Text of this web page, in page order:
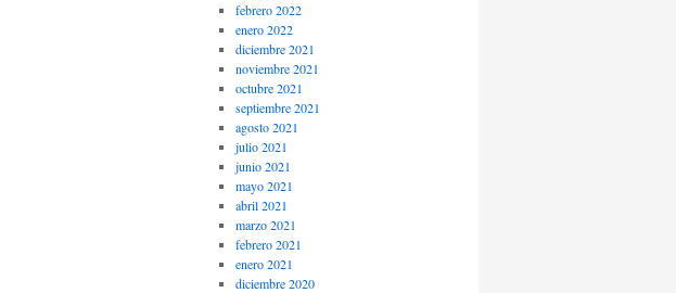
febrero 2022
enero 2022
diciembre 2021
noviembre 2021
octubre 2021
septiembre 2021
agosto 2021
julio 2021
junio 2021
mayo 2021
abril 2021
marzo 2021
febrero 2021
enero 2021
diciembre 2020